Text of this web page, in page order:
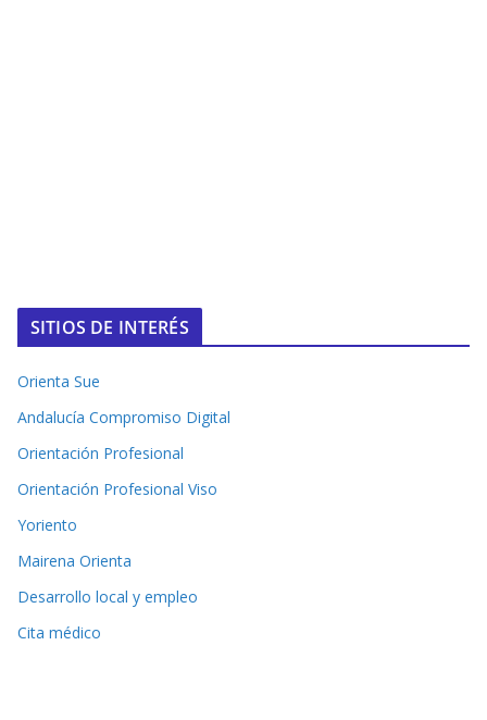
SITIOS DE INTERÉS
Orienta Sue
Andalucía Compromiso Digital
Orientación Profesional
Orientación Profesional Viso
Yoriento
Mairena Orienta
Desarrollo local y empleo
Cita médico